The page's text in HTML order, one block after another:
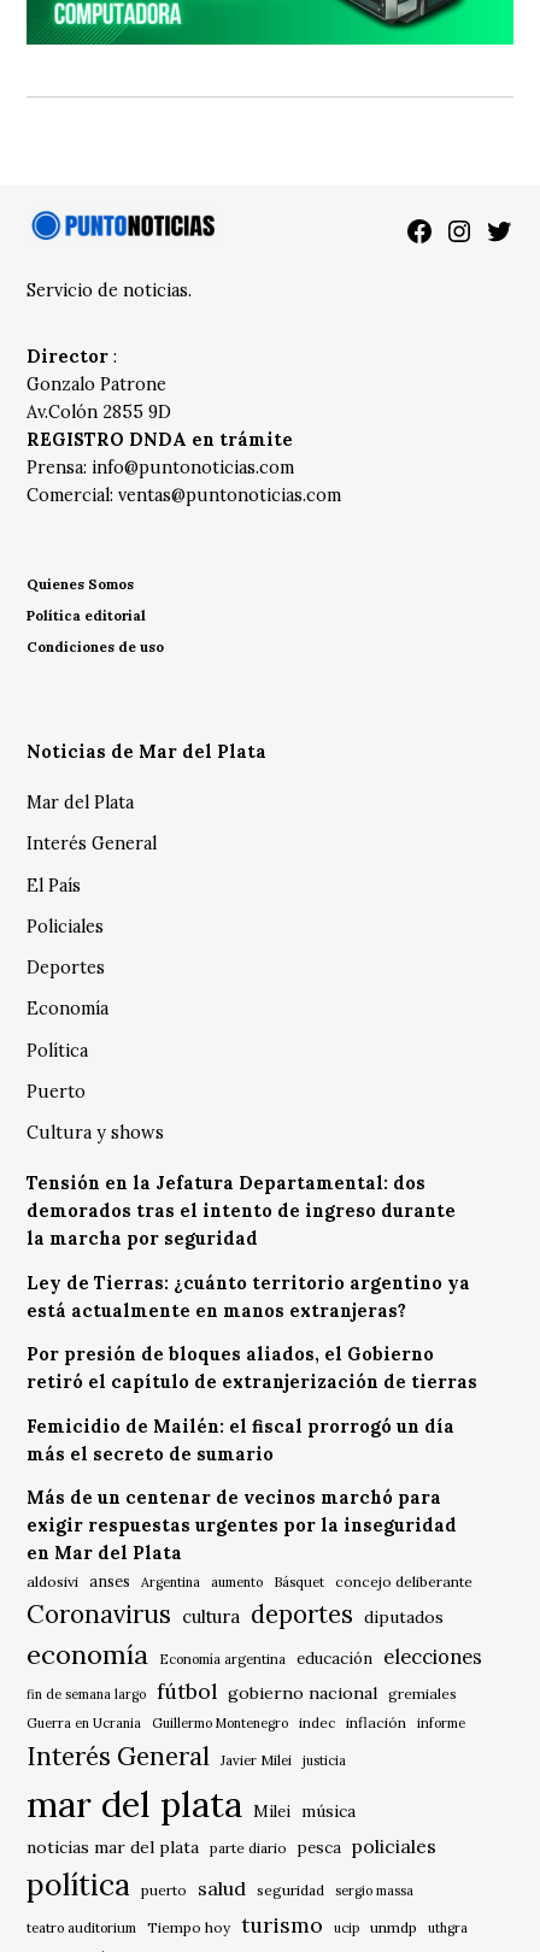
Facebook
Servicio de noticias.
Director :
Gonzalo Patrone
Av.Colón 2855 9D
REGISTRO DNDA en trámite
Prensa: info@puntonoticias.com
Comercial:ventas@puntonoticias.com
Quienes Somos
Política editorial
Condiciones de uso
Noticias de Mar del Plata
Mar del Plata
Interés General
El País
Policiales
Deportes
Economía
Política
Puerto
Cultura y shows
Tensión en la Jefatura Departamental: dos
demorados tras el intento de ingreso durante
la marcha por seguridad
Ley de Tierras: ¿cuánto territorio argentino ya
está actualmente en manos extranjeras?
Por presión de bloques aliados, el Gobierno
retiró el capítulo de extranjerización de tierras
Femicidio de Mailén: el fiscal prorrogó un día
más el secreto de sumario
Más de un centenar de vecinos marchó para
exigir respuestas urgentes por la inseguridad
en Mar del Plata
aldosivi anses Argentina aumento Básquet concejo deliberante
Coronavirus cultura deportes diputados
economía Economía argentina educación elecciones
fin de semana largo fútbol gobierno nacional gremiales
Guerra en Ucrania Guillermo Montenegro indec inflación informe
Interés General Javier Milei justicia
mar del plata Milei música
noticias mar del plata
parte diario pesca policiales
política puerto salud seguridad sergio massa
teatro auditorium Tiempo hoy turismo ucip unmdp
uthgra